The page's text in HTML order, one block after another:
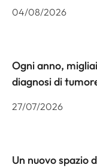
04/08/2026
Ogni anno,
diagnosi di
27/07/2026
Un nuovo spazio